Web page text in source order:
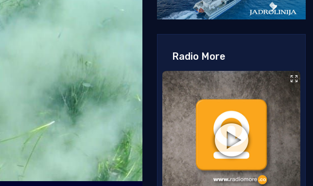
Radio More